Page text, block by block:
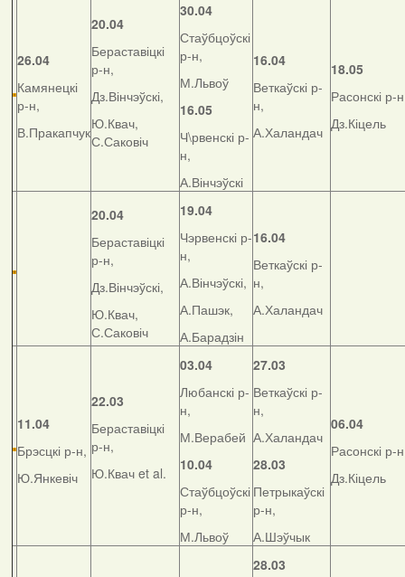
26.04
Камянецкі
р-н,
В.Пракапчук
20.04
Бераставіцкі
р-н,
Дз.Вінчэўскі,
Ю.Квач,
С.Саковіч
30.04
Стаўбцоўскі
р-н,
М.Львоў
16.05
Ч\рвенскі р-
н,
А.Вінчэўскі
16.04
Веткаўскі р-
н,
А.Халандач
18.05
Расонскі р-
Дз.Кіцель
20.04
Бераставіцкі
р-н,
Дз.Вінчэўскі,
Ю.Квач,
С.Саковіч
19.04
Чэрвенскі р-
н,
А.Вінчэўскі,
А.Пашэк,
А.Барадзін
16.04
Веткаўскі р-
н,
А.Халандач
11.04
Брэсцкі р-н,
Ю.Янкевіч
22.03
Бераставіцкі
р-н,
Ю.Квач et al.
03.04
Любанскі р-
н,
М.Верабей
10.04
Стаўбцоўскі
р-н,
М.Львоў
27.03
Веткаўскі р-
н,
А.Халандач
28.03
Петрыкаўскі
р-н,
А.Шэўчык
06.04
Расонскі р-
Дз.Кіцель
28.03